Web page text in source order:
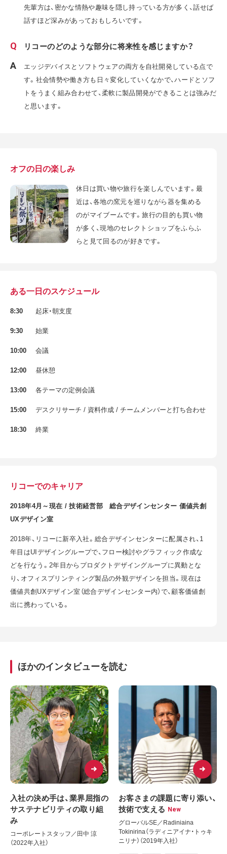
先輩方は、密かな情熱や趣味を隠し持っている方が多く、話せば
話すほど深みがあっておもしろいです。
リコーのどのような部分に将来性を感じますか？
エッジデバイスとソフトウェアの両方を自社開発している点で
す。社会情勢や働き方も日々変化していくなかで、ハードとソフ
トをうまく組み合わせて、柔軟に製品開発ができることは強みだ
と思います。
オフの日の楽しみ
休日は買い物や旅行を楽しんでいます。最
近は、各地の窯元を巡りながら器を集める
のがマイブームです。旅行の目的も買い物
が多く、現地のセレクトショップをふらふ
らと見て回るのが好きです。
ある一日のスケジュール
8:30 起床・朝支度
9:30 始業
10:00 会議
12:00 昼休憩
13:00 各テーマの定例会議
15:00 デスクリサーチ / 資料作成 / チームメンバーと打ち合わせ
18:30 終業
リコーでのキャリア
2018年4月～現在 / 技術経営部 総合デザインセンター 価値共創
UXデザイン室
2018年、リコーに新卒入社。総合デザインセンターに配属され、1
年目はUIデザイングループで、フロー検討やグラフィック作成な
どを行なう。2年目からプロダクトデザイングループに異動とな
り、オフィスプリンティング製品の外観デザインを担当。現在は
価値共創UXデザイン室（総合デザインセンター内）で、顧客価値創
出に携わっている。
ほかのインタビューを読む
入社の決め手は、業界屈指の
サステナビリティの取り組
み
コーポレートスタッフ／田中 涼
（2022年入社）
お客さまの課題に寄り添い、
技術で支える New
グローバルSE／Radiniaina
Tokinirina（ラディニアイナ・トゥキ
ニリナ）（2019年入社）